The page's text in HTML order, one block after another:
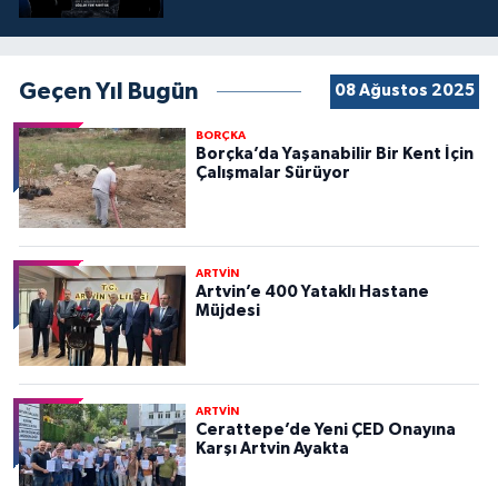
Geçen Yıl Bugün 08 Ağustos 2025
BORÇKA
Borçka’da Yaşanabilir Bir Kent İçin
Çalışmalar Sürüyor
ARTVİN
Artvin’e 400 Yataklı Hastane
Müjdesi
ARTVİN
Cerattepe’de Yeni ÇED Onayına
Karşı Artvin Ayakta